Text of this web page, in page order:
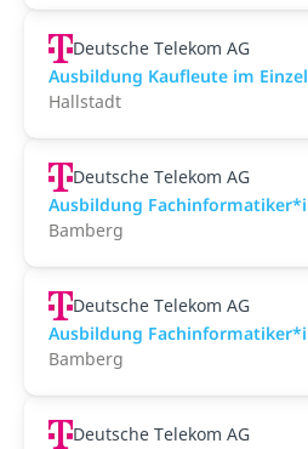
Deutsche Telekom AG
Ausbildung Kaufleute im
Hallstadt
Deutsche Telekom AG
Ausbildung
Bamberg
Deutsche Telekom AG
Ausbildung
Bamberg
Deutsche Telekom AG